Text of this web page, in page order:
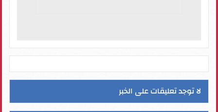
لا توجد تعليقات على الخبر